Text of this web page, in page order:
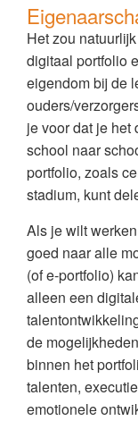
Het zou
digitaal portfolio
eigendom bij de
ouders/
je voor dat je het
school naar
portfolio, zoals
stadium, kunt
Als je wilt
goed naar alle
(of e-portfolio)
alleen een
de
binnen het
talenten,
emotionele